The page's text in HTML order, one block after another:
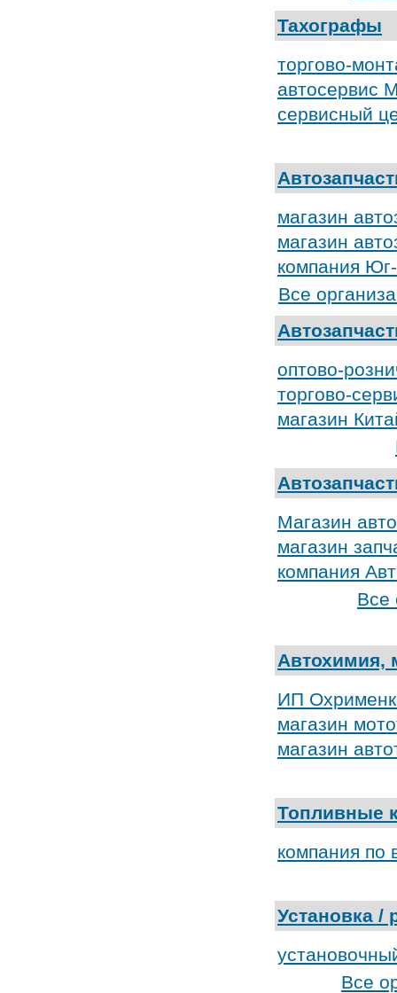
Тахографы
торгово-
автосервис
сервисный
магазин
магазин
компания
Все
оптово-
торгово-
магазин
Магазин
магазин
компания
Все
Автохимия,
ИП
магазин
магазин
Топливные
компания
Установка /
Все